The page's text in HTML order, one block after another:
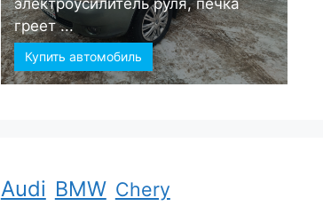
электроусилитель руля, печка
греет ...
Купить автомобиль
Audi BMW Chery